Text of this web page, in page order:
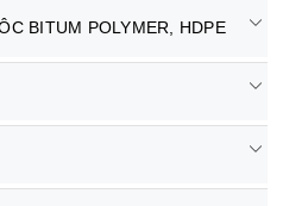
BITUM POLYMER, HDPE